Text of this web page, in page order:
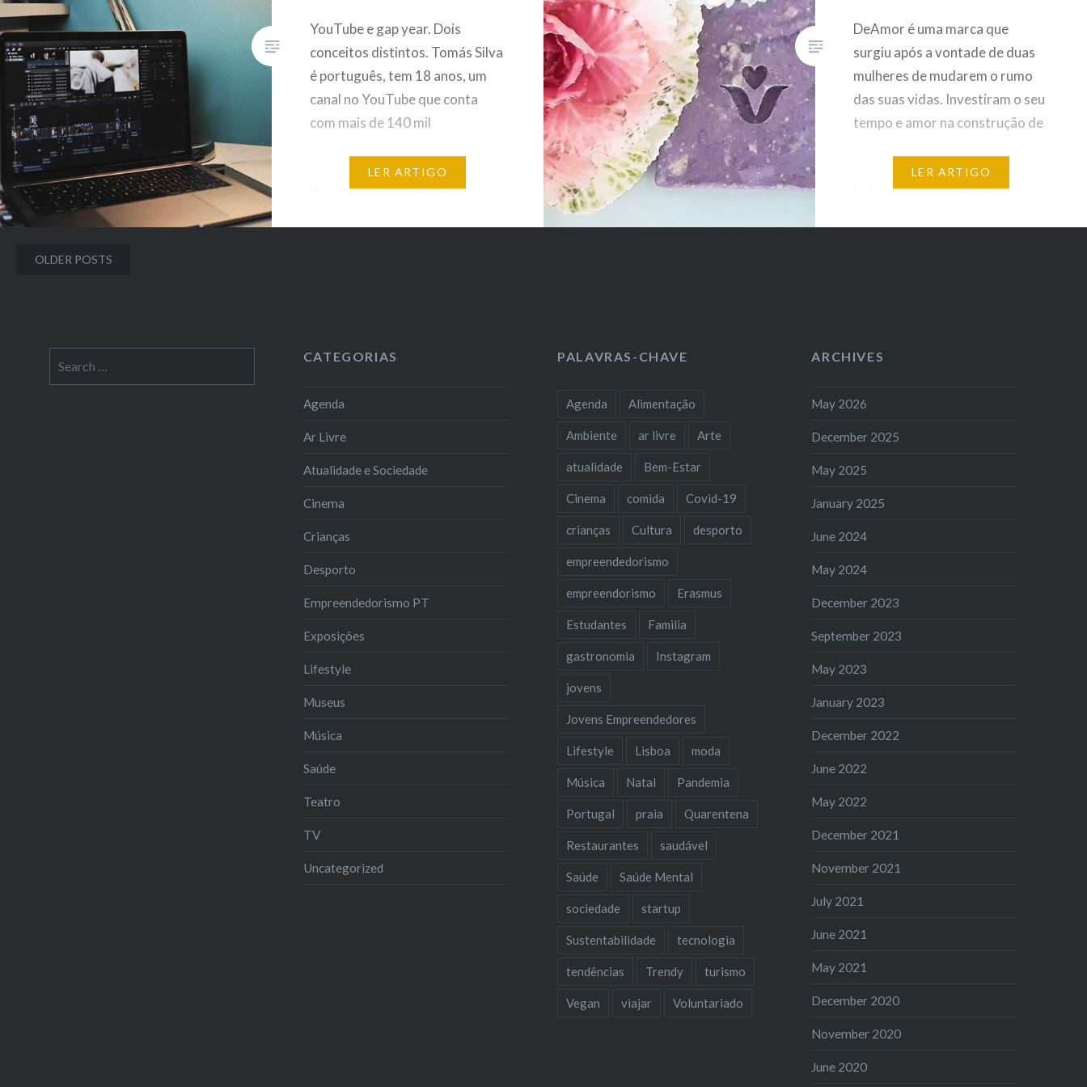
YouTube e gap year. Dois
conceitos distintos. Tomás Silva
é português, tem 18 anos, um
canal no YouTube que conta
com mais de 140 mil
6 milhões de visualizações.
Depois de fazer as contas e
LER ARTIGO
DeAmor é uma marca que
surgiu após a vontade de duas
mulheres de mudarem o rumo
das suas vidas. Investiram o seu
tempo e amor na construção de
área da saboaria artesanal e
hoje veem os seus sonhos
LER ARTIGO
Posts
OLDER POSTS
for:
CATEGORIAS
Agenda
Ar Livre
Atualidade e Sociedade
Cinema
Crianças
Desporto
Empreendedorismo PT
Exposições
Lifestyle
Museus
Música
Saúde
Teatro
TV
Uncategorized
PALAVRAS-CHAVE
Agenda Alimentação
Ambiente ar livre Arte
atualidade Bem-Estar
Cinema comida Covid-19
crianças Cultura desporto
empreendedorismo
empreendorismo Erasmus
Estudantes Familia
gastronomia Instagram
jovens
Jovens Empreendedores
Lifestyle Lisboa moda
Música Natal Pandemia
Portugal praia Quarentena
Restaurantes saudável
Saúde Saúde Mental
sociedade startup
Sustentabilidade tecnologia
tendências Trendy turismo
Vegan viajar Voluntariado
ARCHIVES
May 2026
December 2025
May 2025
January 2025
June 2024
May 2024
December 2023
September 2023
May 2023
January 2023
December 2022
June 2022
May 2022
December 2021
November 2021
July 2021
June 2021
May 2021
December 2020
November 2020
June 2020